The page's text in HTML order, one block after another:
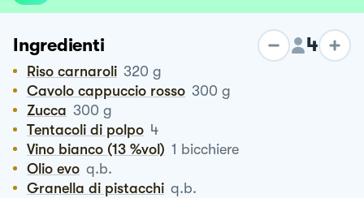
Ingredienti 4
Riso carnaroli 320 g
Cavolo cappuccio rosso 300 g
Zucca 300 g
Tentacoli di polpo 4
Vino bianco (13 %vol) 1 bicchiere
Olio evo q.b.
Granella di pistacchi q.b.